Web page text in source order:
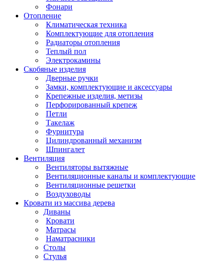
Фонари
Отопление
Климатическая техника
Комплектующие для отопления
Радиаторы отопления
Теплый пол
Электрокамины
Скобяные изделия
Дверные ручки
Замки, комплектующие и аксессуары
Крепежные изделия, метизы
Перфорированный крепеж
Петли
Такелаж
Фурнитура
Цилиндрованный механизм
Шпингалет
Вентиляция
Вентиляторы вытяжные
Вентиляционные каналы и комплектующие
Вентиляционные решетки
Воздуховоды
Кровати из массива дерева
Диваны
Кровати
Матрасы
Наматрасники
Столы
Стулья